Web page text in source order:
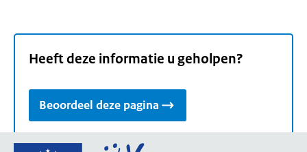
Heeft deze informatie u geholpen?
Beoordeel deze pagina